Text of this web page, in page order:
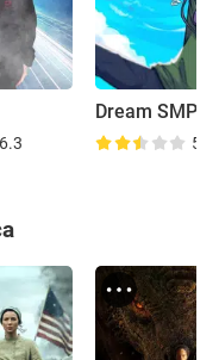
6.3 5.6